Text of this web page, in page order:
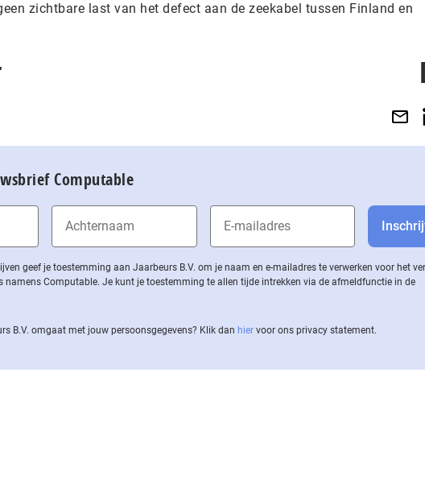
zichtbare last van het defect aan de zeekabel tussen Finland en
Computable
geef je toestemming aan Jaarbeurs B.V. om je naam en e-mailadres te verwerken voor het
namens Computable. Je kunt je toestemming te allen tijde intrekken via de af­meld­func­tie in de
B.V. omgaat met jouw per­soons­ge­ge­vens? Klik dan hier voor ons privacy statement.